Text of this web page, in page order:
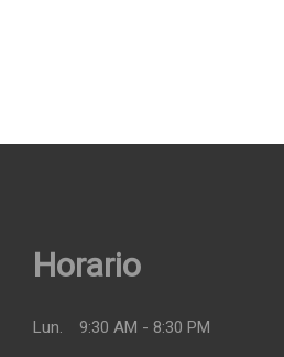
Horario
Lun. 9:30 AM - 8:30 PM